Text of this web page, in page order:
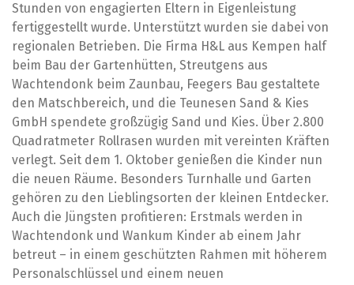
Stunden von engagierten Eltern in Eigenleistung
fertiggestellt wurde. Unterstützt wurden sie dabei von
regionalen Betrieben. Die Firma H&L aus Kempen half
beim Bau der Gartenhütten, Streutgens aus
Wachtendonk beim Zaunbau, Feegers Bau gestaltete
den Matschbereich, und die Teunesen Sand & Kies
GmbH spendete großzügig Sand und Kies. Über 2.800
Quadratmeter Rollrasen wurden mit vereinten Kräften
verlegt. Seit dem 1. Oktober genießen die Kinder nun
die neuen Räume. Besonders Turnhalle und Garten
gehören zu den Lieblingsorten der kleinen Entdecker.
Auch die Jüngsten profitieren: Erstmals werden in
Wachtendonk und Wankum Kinder ab einem Jahr
betreut – in einem geschützten Rahmen mit höherem
Personalschlüssel und einem neuen